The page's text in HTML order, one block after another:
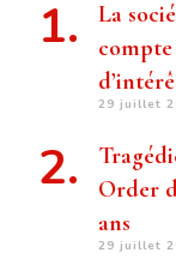
La
29 juillet
Order
ans
29 juillet